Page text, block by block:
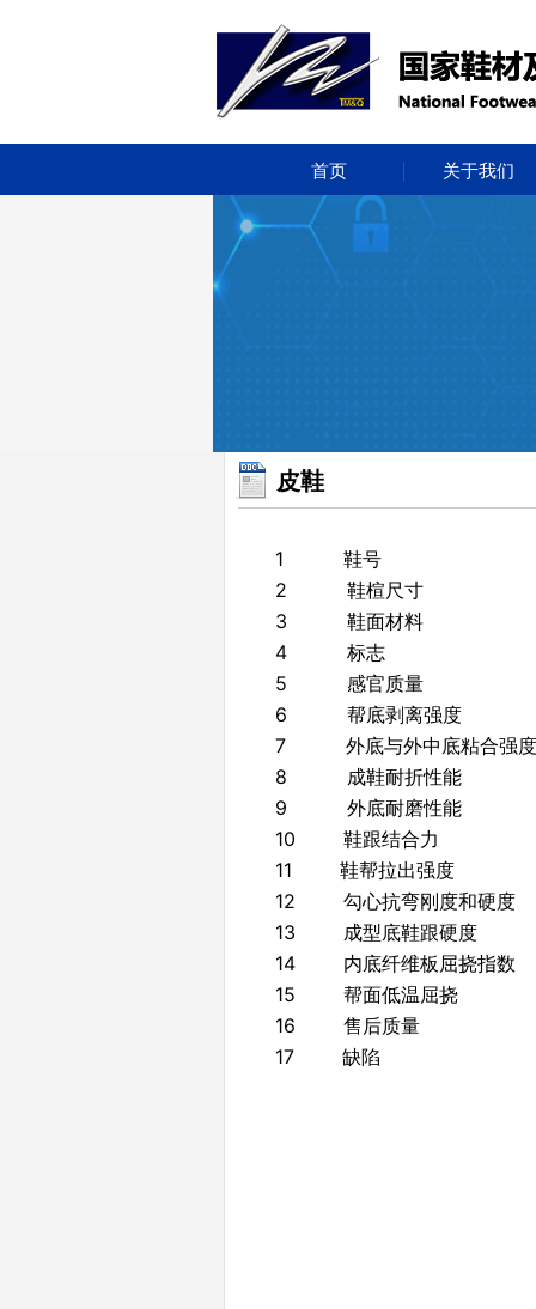
首页 关于我们
皮鞋
1 鞋号
2 鞋楦尺寸
3 鞋面材料
4 标志
5 感官质量
6 帮底剥离强度
7 外底与外中底粘合强度
8 成鞋耐折性能
9 外底耐磨性能
10 鞋跟结合力
11 鞋帮拉出强度
12 勾心抗弯刚度和硬度
13 成型底鞋跟硬度
14 内底纤维板屈挠指数
15 帮面低温屈挠
16 售后质量
17 缺陷